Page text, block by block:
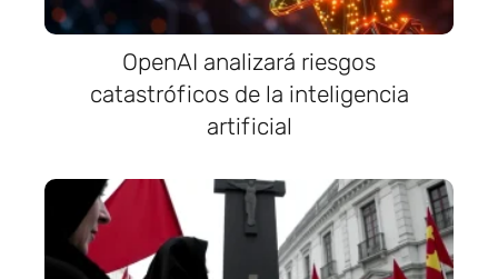
OpenAI analizará riesgos
catastróficos de la inteligencia
artificial